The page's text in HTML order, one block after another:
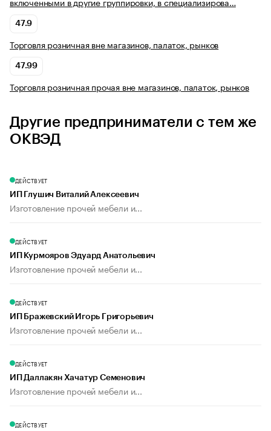
47.9
Торговля розничная вне магазинов, палаток, рынков
47.99
Торговля розничная прочая вне магазинов, палаток, рынков
Другие предприниматели с тем же
ОКВЭД
ДЕЙСТВУЕТ
ИП Глушич Виталий Алексеевич
Изготовление прочей мебели и...
ДЕЙСТВУЕТ
ИП Курмояров Эдуард Анатольевич
Изготовление прочей мебели и...
ДЕЙСТВУЕТ
ИП Бражевский Игорь Григорьевич
Изготовление прочей мебели и...
ДЕЙСТВУЕТ
ИП Даллакян Хачатур Семенович
Изготовление прочей мебели и...
ДЕЙСТВУЕТ